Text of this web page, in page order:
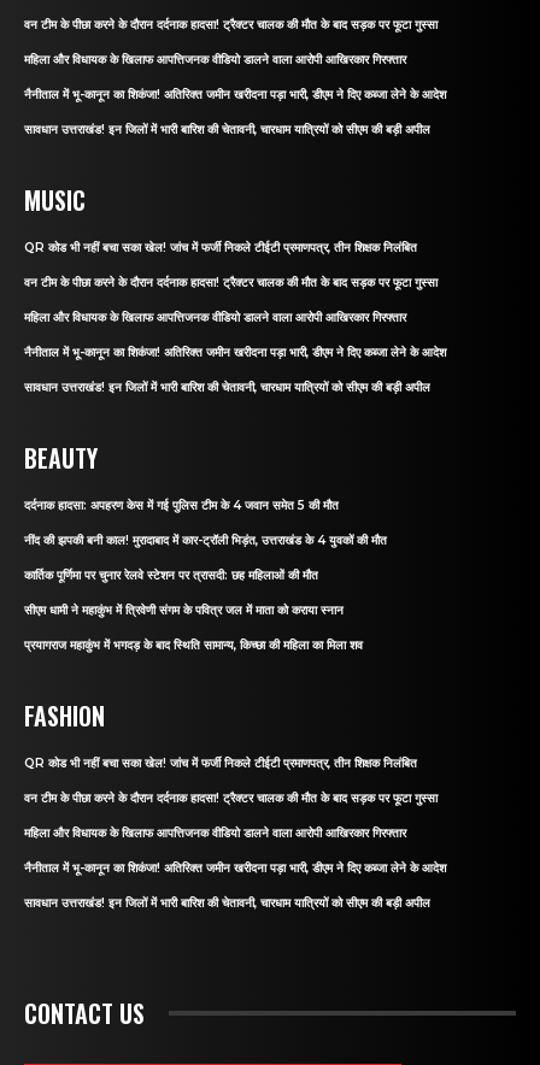
वन टीम के पीछा करने के दौरान दर्दनाक हादसा! ट्रैक्टर चालक की मौत के बाद सड़क पर फूटा गुस्सा
महिला और विधायक के खिलाफ आपत्तिजनक वीडियो डालने वाला आरोपी आखिरकार गिरफ्तार
नैनीताल में भू-कानून का शिकंजा! अतिरिक्त जमीन खरीदना पड़ा भारी, डीएम ने दिए कब्जा लेने के आदेश
सावधान उत्तराखंड! इन जिलों में भारी बारिश की चेतावनी, चारधाम यात्रियों को सीएम की बड़ी अपील
MUSIC
QR कोड भी नहीं बचा सका खेल! जांच में फर्जी निकले टीईटी प्रमाणपत्र, तीन शिक्षक निलंबित
वन टीम के पीछा करने के दौरान दर्दनाक हादसा! ट्रैक्टर चालक की मौत के बाद सड़क पर फूटा गुस्सा
महिला और विधायक के खिलाफ आपत्तिजनक वीडियो डालने वाला आरोपी आखिरकार गिरफ्तार
नैनीताल में भू-कानून का शिकंजा! अतिरिक्त जमीन खरीदना पड़ा भारी, डीएम ने दिए कब्जा लेने के आदेश
सावधान उत्तराखंड! इन जिलों में भारी बारिश की चेतावनी, चारधाम यात्रियों को सीएम की बड़ी अपील
BEAUTY
दर्दनाक हादसा: अपहरण केस में गई पुलिस टीम के 4 जवान समेत 5 की मौत
नींद की झपकी बनी काल! मुरादाबाद में कार-ट्रॉली भिड़ंत, उत्तराखंड के 4 युवकों की मौत
कार्तिक पूर्णिमा पर चुनार रेलवे स्टेशन पर त्रासदी: छह महिलाओं की मौत
सीएम धामी ने महाकुंभ में त्रिवेणी संगम के पवित्र जल में माता को कराया स्नान
प्रयागराज महाकुंभ में भगदड़ के बाद स्थिति सामान्य, किच्छा की महिला का मिला शव
FASHION
QR कोड भी नहीं बचा सका खेल! जांच में फर्जी निकले टीईटी प्रमाणपत्र, तीन शिक्षक निलंबित
वन टीम के पीछा करने के दौरान दर्दनाक हादसा! ट्रैक्टर चालक की मौत के बाद सड़क पर फूटा गुस्सा
महिला और विधायक के खिलाफ आपत्तिजनक वीडियो डालने वाला आरोपी आखिरकार गिरफ्तार
नैनीताल में भू-कानून का शिकंजा! अतिरिक्त जमीन खरीदना पड़ा भारी, डीएम ने दिए कब्जा लेने के आदेश
सावधान उत्तराखंड! इन जिलों में भारी बारिश की चेतावनी, चारधाम यात्रियों को सीएम की बड़ी अपील
CONTACT US